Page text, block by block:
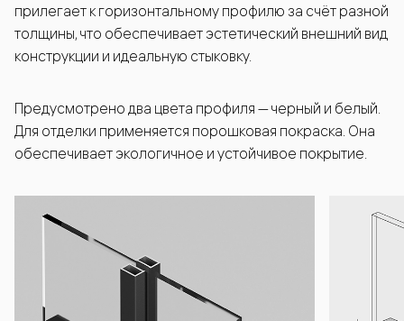
прилегает к горизонтальному профилю за счёт разной
толщины, что обеспечивает эстетический внешний вид
конструкции и идеальную стыковку.
Предусмотрено два цвета профиля — черный и белый.
Для отделки применяется порошковая покраска. Она
обеспечивает экологичное и устойчивое покрытие.